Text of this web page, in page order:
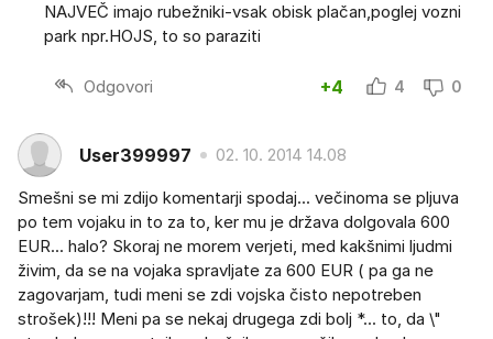
NAJVEČ imajo rubežniki-vsak obisk plačan,poglej vozni
park npr.HOJS, to so paraziti
Odgovori +4 4 0
User399997 02. 10. 2014 14.08
Smešni se mi zdijo komentarji spodaj... večinoma se pljuva
po tem vojaku in to za to, ker mu je država dolgovala 600
EUR... halo? Skoraj ne morem verjeti, med kakšnimi ljudmi
živim, da se na vojaka spravljate za 600 EUR ( pa ga ne
zagovarjam, tudi meni se zdi vojska čisto nepotreben
strošek)!!! Meni pa se nekaj drugega zdi bolj *... to, da \"